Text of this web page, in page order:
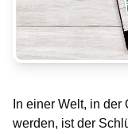
In einer Welt, in
werden, ist der